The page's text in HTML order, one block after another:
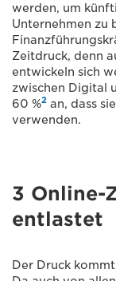
werden, um
Unternehmen zu
Zeitdruck, denn
entwickeln sich
zwischen Digital
60 %2 an, dass
verwenden.
3 Online-
entlastet
Der Druck